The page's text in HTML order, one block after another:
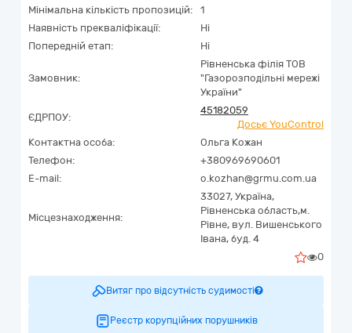
Мінімальна кількість пропозицій:
1
Наявність прекваліфікації:
Ні
Попередній етап:
Ні
Замовник:
Рівненська філія ТОВ
"Газорозподільні мережі
України"
ЄДРПОУ:
45182059
Досьє YouControl
Контактна особа:
Ольга Кожан
Телефон:
+380969690601
E-mail:
o.kozhan@grmu.com.ua
Місцезнаходження:
33027, Україна,
Рівненська область,м.
Рівне, вул. Вишенського
Івана, буд. 4
0
Витяг про відсутність судимості
Реєстр корупційних порушників